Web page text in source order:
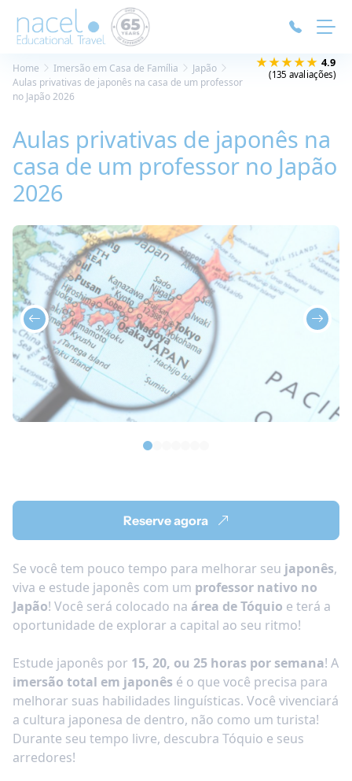
★★★★★ 4.9
(135 avaliações)
Home Imersão em Casa de Família
Japão
Aulas privativas de japonês na casa de um professor
no Japão 2026
Aulas privativas de japonês na
casa de um professor no Japão
2026
Reserve agora
Se você tem pouco tempo para melhorar seu japonês,
viva e estude japonês com um professor nativo no
Japão! Você será colocado na área de Tóquio e terá a
oportunidade de explorar a capital ao seu ritmo!
Estude japonês por 15, 20, ou 25 horas por semana! A
imersão total em japonês é o que você precisa para
melhorar suas habilidades linguísticas. Você vivenciará
a cultura japonesa de dentro, não como um turista!
Durante seu tempo livre, descubra Tóquio e seus
arredores!
Painel de Gerenciamento de Cookies